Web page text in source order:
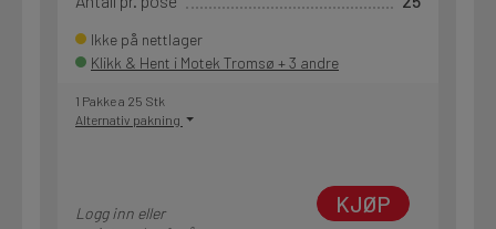
Ikke på nettlager
Klikk & Hent i Motek Tromsø + 3 andre
1 Pakke a 25 Stk
Alternativ pakning
Logg inn eller
KJØP